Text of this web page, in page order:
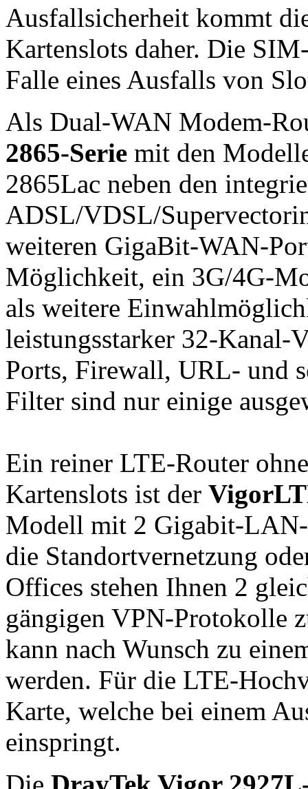
Ausfallsicherheit kommt
Kartenslots daher. Die
Falle eines Ausfalls von
Als Dual-WAN Modem-
2865-Serie mit den
2865Lac neben den
ADSL/VDSL/
weiteren GigaBit-WAN-
Möglichkeit, ein 3G/4G-
als weitere
leistungsstarker 32-
Ports, Firewall, URL- und
Filter sind nur einige
Ein reiner LTE-Router
Kartenslots ist der
Modell mit 2 Gigabit-
die Standortvernetzung
Offices stehen Ihnen 2
gängigen VPN-Protokolle
kann nach Wunsch zu
werden. Für die LTE-
Karte, welche bei einem
einspringt.